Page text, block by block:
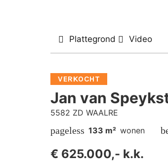
Plattegrond Video
VERKOCHT
Jan van
5582 ZD WAALRE
pageless 133 m² wonen
€ 625.000,- k.k.